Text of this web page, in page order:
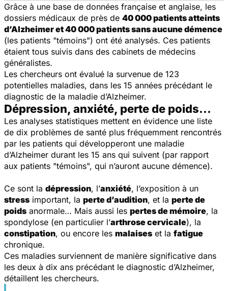
Grâce à une base de données française et anglaise, les
dossiers médicaux de près de 40 000 patients atteints
d’Alzheimer et 40 000 patients sans aucune démence
(les patients "témoins") ont été analysés. Ces patients
étaient tous suivis dans des cabinets de médecins
généralistes.
Les chercheurs ont évalué la survenue de 123
potentielles maladies, dans les 15 années précédant le
diagnostic de la maladie d’Alzheimer.
Dépression, anxiété, perte de poids...
Les analyses statistiques mettent en évidence une liste
de dix problèmes de santé plus fréquemment rencontrés
par les patients qui développeront une maladie
d’Alzheimer durant les 15 ans qui suivent (par rapport
aux patients "témoins", qui n’auront aucune démence).
Ce sont la dépression, l’anxiété, l’exposition à un
stress important, la perte d’audition, et la perte de
poids anormale… Mais aussi les pertes de mémoire, la
spondylose (en particulier l’arthrose cervicale), la
constipation, ou encore les malaises et la fatigue
chronique.
Ces maladies surviennent de manière significative dans
les deux à dix ans précédant le diagnostic d’Alzheimer,
détaillent les chercheurs.